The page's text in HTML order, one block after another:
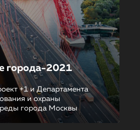
города-2021
+1 и Департамента
и охраны
города Москвы